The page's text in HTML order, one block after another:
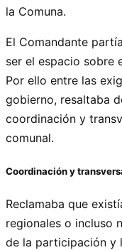
la Comuna.
El Comandante
ser el espacio sobre
Por ello entre las
gobierno, resaltaba
coordinación y
comunal.
Coordinación y
Reclamaba que
regionales o incluso
de la participación y